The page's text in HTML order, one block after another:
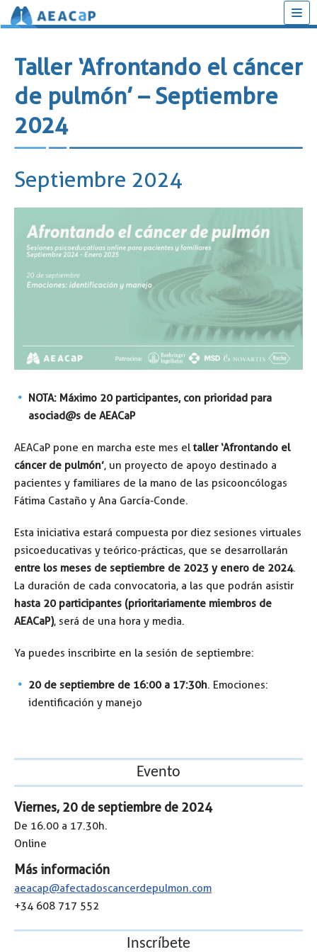
al
contenido
Taller ‘Afrontando el cáncer
de pulmón’ – Septiembre
2024
Septiembre 2024
NOTA: Máximo 20 participantes, con prioridad para
asociad@s de AEACaP
AEACaP pone en marcha este mes eltaller ‘Afrontando el
cáncer de pulmón’, un proyecto de apoyo destinado a
pacientes y familiares de la mano de las psicooncólogas
Fátima Castaño y Ana García-Conde.
Esta iniciativa estará compuesta por diez sesiones virtuales
psicoeducativas y teórico-prácticas, que se desarrollarán
entre los meses de septiembre de 2023 y enero de 2024.
La duración de cada convocatoria, a las que podrán asistir
hasta 20 participantes (prioritariamente miembros de
AEACaP), será de una hora y media.
Ya puedes inscribirte en la sesión de septiembre:
20 de septiembre de 16:00 a 17:30h. Emociones:
identificación y manejo
Evento
Viernes, 20 de septiembre de 2024
De 16.00 a 17.30h.
Online
Más información
aeacap@afectadoscancerdepulmon.com
+34 608 717 552
Inscríbete